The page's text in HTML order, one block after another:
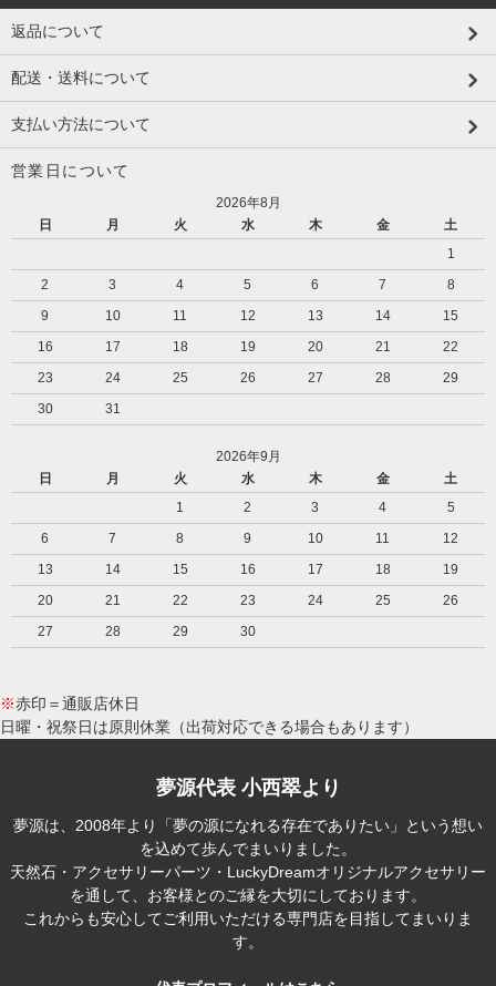
返品について
配送・送料について
支払い方法について
営業日について
2026年8月
日
月 火 水 木 金
土
1
2
3 4 5 6 7
8
9
10 11 12 13 14
15
16
17 18 19 20 21
22
23
24 25 26 27 28
29
30
31
2026年9月
日
月 火 水 木 金
土
1
2 3 4
5
6
7 8 9 10 11
12
13
14 15 16 17 18
19
20
21 22 23 24 25
26
27
28 29 30
※赤印＝通販店休日
日曜・祝祭日は原則休業（出荷対応できる場合もあります）
夢源代表 小西翠より
夢源は、2008年より「夢の源になれる存在でありたい」という想い
を込めて歩んでまいりました。
天然石・アクセサリーパーツ・LuckyDreamオリジナルアクセサリー
を通して、お客様とのご縁を大切にしております。
これからも安心してご利用いただける専門店を目指してまいりま
す。